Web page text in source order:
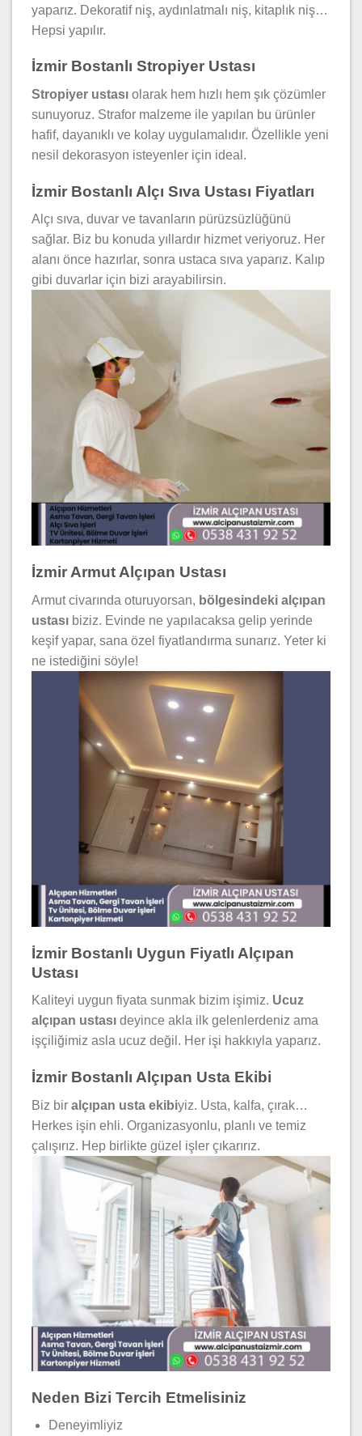
yaparız. Dekoratif niş, aydınlatmalı niş, kitaplık niş…
Hepsi yapılır.
İzmir Bostanlı Stropiyer Ustası
Stropiyer ustası olarak hem hızlı hem şık çözümler
sunuyoruz. Strafor malzeme ile yapılan bu ürünler
hafif, dayanıklı ve kolay uygulamalıdır. Özellikle yeni
nesil dekorasyon isteyenler için ideal.
İzmir Bostanlı Alçı Sıva Ustası Fiyatları
Alçı sıva, duvar ve tavanların pürüzsüzlüğünü
sağlar. Biz bu konuda yıllardır hizmet veriyoruz. Her
alanı önce hazırlar, sonra ustaca sıva yaparız. Kalıp
gibi duvarlar için bizi arayabilirsin.
İzmir Armut Alçıpan Ustası
Armut civarında oturuyorsan, bölgesindeki alçıpan
ustası biziz. Evinde ne yapılacaksa gelip yerinde
keşif yapar, sana özel fiyatlandırma sunarız. Yeter ki
ne istediğini söyle!
İzmir Bostanlı Uygun Fiyatlı Alçıpan
Ustası
Kaliteyi uygun fiyata sunmak bizim işimiz. Ucuz
alçıpan ustası deyince akla ilk gelenlerdeniz ama
işçiliğimiz asla ucuz değil. Her işi hakkıyla yaparız.
İzmir Bostanlı Alçıpan Usta Ekibi
Biz bir alçıpan usta ekibiyiz. Usta, kalfa, çırak…
Herkes işin ehli. Organizasyonlu, planlı ve temiz
çalışırız. Hep birlikte güzel işler çıkarırız.
Neden Bizi Tercih Etmelisiniz
Deneyimliyiz